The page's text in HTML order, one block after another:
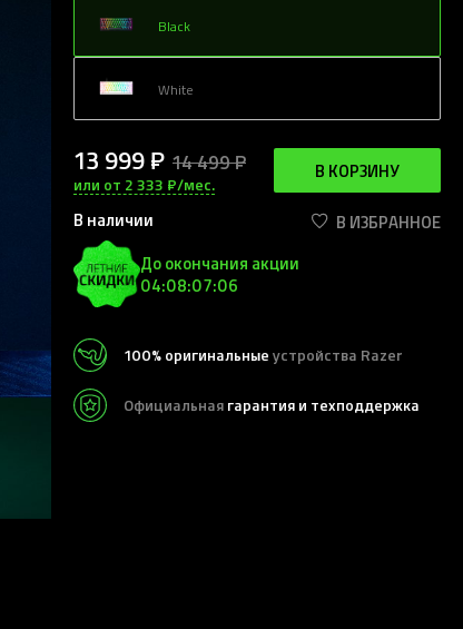
Black
White
13 999 ₽ 14 499 ₽
или от 2 333 ₽/мес.
В наличии
В КОРЗИНУ
В ИЗБРАННОЕ
До окончания акции
04:08:07:03
100% оригинальные устройства Razer
Официальная гарантия и техподдержка